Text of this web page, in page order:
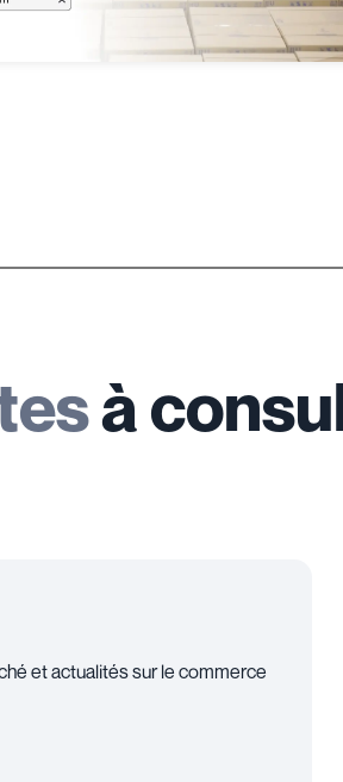
à
et actualités sur le commerce